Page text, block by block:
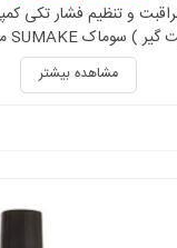
2324F&R
مشاهده بیشتر